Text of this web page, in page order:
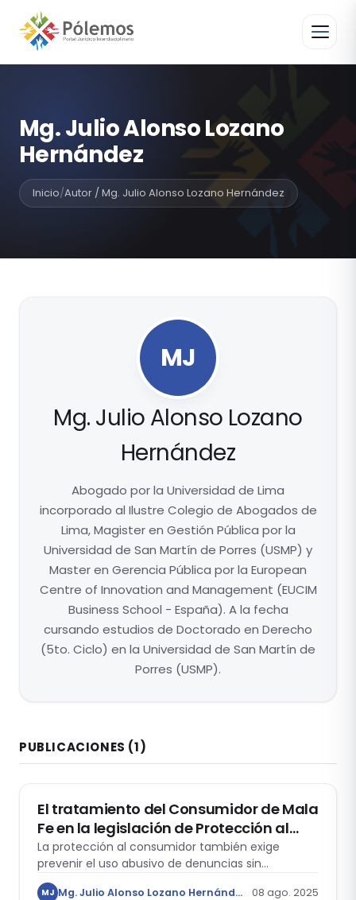
Mg. Julio Alonso Lozano
Hernández
Inicio/Autor / Mg. Julio Alonso Lozano Hernández
MJ
Mg. Julio Alonso Lozano
Hernández
Abogado por la Universidad de Lima
incorporado al Ilustre Colegio de Abogados de
Lima, Magister en Gestión Pública por la
Universidad de San Martín de Porres (USMP) y
Master en Gerencia Pública por la European
Centre of Innovation and Management (EUCIM
Business School - España). A la fecha
cursando estudios de Doctorado en Derecho
(5to. Ciclo) en la Universidad de San Martín de
Porres (USMP).
PUBLICACIONES (1)
CIVIL
El tratamiento del Consumidor de Mala
Fe en la legislación de Protección al
Consumidor Peruana
La protección al consumidor también exige
prevenir el uso abusivo de denuncias sin
fundamento contra los proveedores.
MJ Mg. Julio Alonso Lozano Hernández 08 ago. 2025